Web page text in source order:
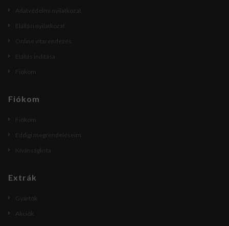
Adatvédelmi nyilatkozat
Elállási nyilatkozat
Online vitarendezés
Elállás indítása
Fiókom
Fiókom
Fiókom
Eddigi megrendeléseim
Kívánságlista
Extrák
Gyártók
Akciók